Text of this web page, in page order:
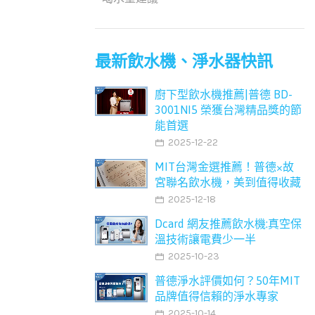
最新飲水機、淨水器快訊
廚下型飲水機推薦|普德 BD-
3001NI5 榮獲台灣精品獎的節
能首選
2025-12-22
MIT台灣金選推薦！普德×故
宮聯名飲水機，美到值得收藏
2025-12-18
Dcard 網友推薦飲水機:真空保
溫技術讓電費少一半
2025-10-23
普德淨水評價如何？50年MIT
品牌值得信賴的淨水專家